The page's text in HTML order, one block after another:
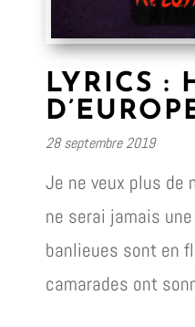
LYRICS :
28 septembre 2019
Je ne veux plus de
ne serai jamais
banlieues sont en
camarades ont